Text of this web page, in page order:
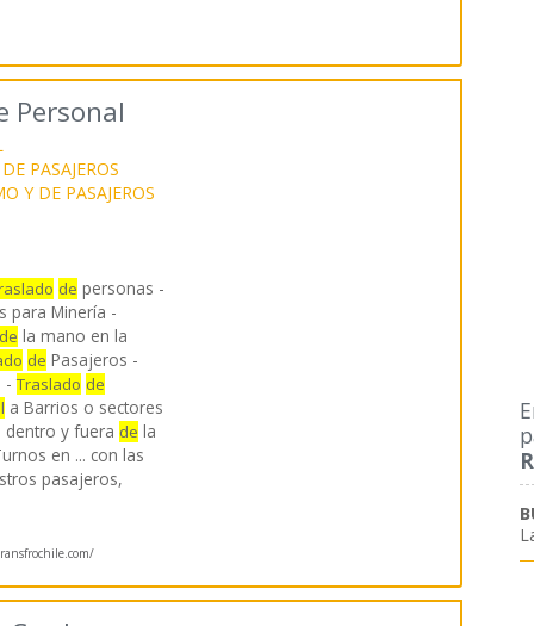
Personal
PASAJEROS
Y DE PASAJEROS
de personas -
para Minería -
la mano en la
de Pasajeros -
- Traslado de
a Barrios o sectores
dentro y fuera de la
en ... con las
pasajeros,